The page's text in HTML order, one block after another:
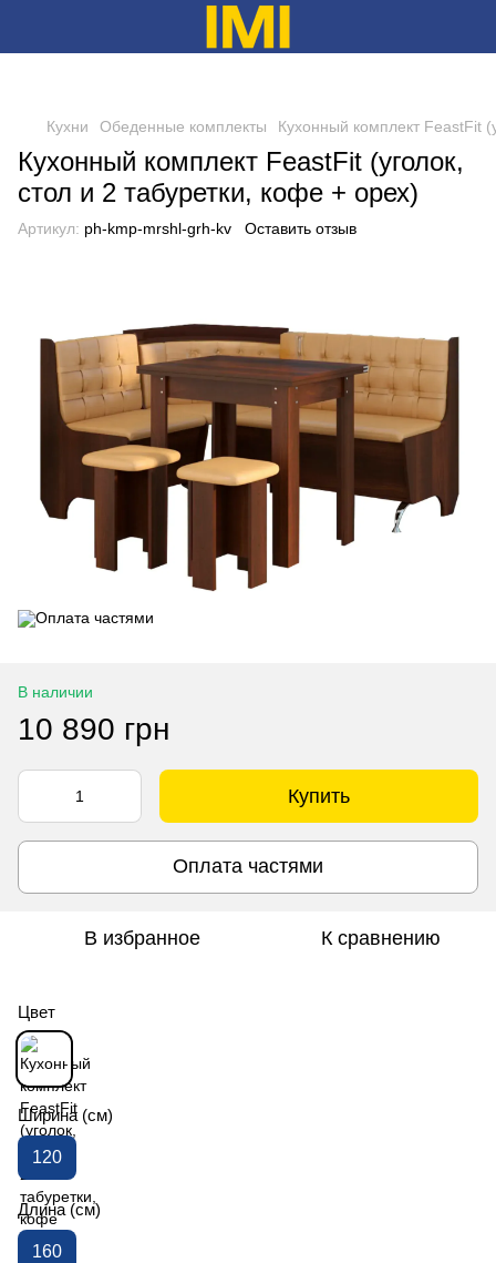
Кухни Обеденные комплекты Кухонный комплект FeastFit
Кухонный комплект FeastFit (уголок,
стол и 2 табуретки, кофе + орех)
Артикул: ph-kmp-mrshl-grh-kv Оставить отзыв
В наличии
10 890 грн
Купить
Оплата частями
В избранное К сравнению
Цвет
Ширина (см)
120
Длина (см)
160